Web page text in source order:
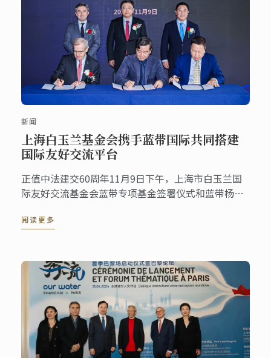
新闻
上海白玉兰基金会携手蓝带国际共同搭建
国际友好交流平台
正值中法建交60周年11月9日下午，上海市白玉兰国
际友好交流基金会蓝带专项基金签署仪式和蓝带杨浦
牌展示中心成功举行。
阅读更多